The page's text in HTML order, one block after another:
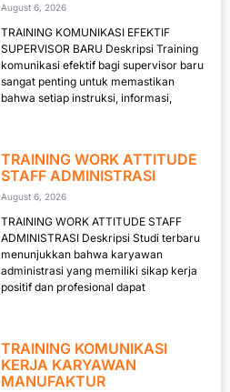
August 6, 2026
TRAINING KOMUNIKASI EFEKTIF
SUPERVISOR BARU Deskripsi Training
komunikasi efektif bagi supervisor baru
sangat penting untuk memastikan
bahwa setiap instruksi, informasi,
TRAINING WORK ATTITUDE
STAFF ADMINISTRASI
August 6, 2026
TRAINING WORK ATTITUDE STAFF
ADMINISTRASI Deskripsi Studi terbaru
menunjukkan bahwa karyawan
administrasi yang memiliki sikap kerja
positif dan profesional dapat
TRAINING KOMUNIKASI
KERJA KARYAWAN
MANUFAKTUR